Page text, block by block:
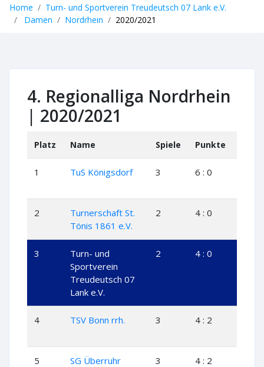
Home
Turn- und Sportverein Treudeutsch 07 Lank e.V.
Damen
Nordrhein 2020/2021
4. Regionalliga Nordrhein
| 2020/2021
Platz Name Spiele Punkte
1 TuS Königsdorf 3 6 : 0
2
Turnerschaft St.
Tönis 1861 e.V.
2 4 : 0
3
Turn- und
Sportverein
Treudeutsch 07
Lank e.V.
2 4 : 0
4 TSV Bonn rrh. 3 4 : 2
5 SG Überruhr 3 4 : 2